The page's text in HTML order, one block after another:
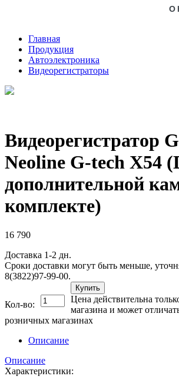
О
Главная
Продукция
Автоэлектроника
Видеорегистраторы
Видеорегистратор
Neoline G-tech X54
дополнительной
комплекте)
16 790
Доставка 1-2 дн.
Сроки доставки могут быть меньше,
8(3822)97-99-00.
Кол-во:
Купить
Цена действительна
магазина и может
розничных магазинах
Описание
Описание
Характеристики: